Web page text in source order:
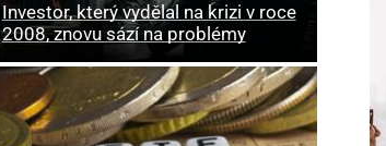
Investor, který vydělal na krizi v roce
2008, znovu sází na problémy